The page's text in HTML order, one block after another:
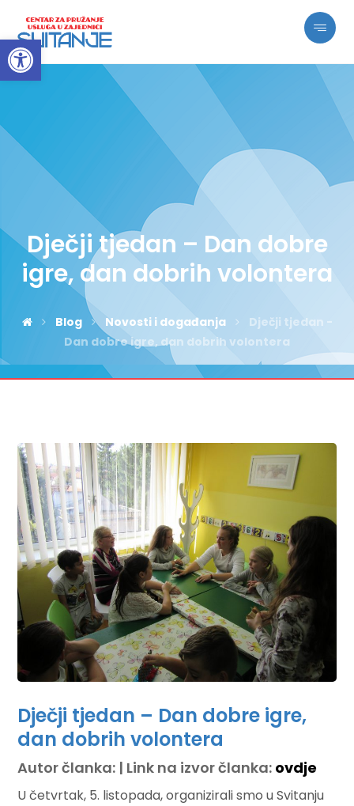
Open toolbar
Dječji tjedan – Dan dobre
igre, dan dobrih volontera
Blog Novosti i događanja
Dječji tjedan -
Dan dobre igre, dan dobrih volontera
Dječji tjedan – Dan dobre igre,
dan dobrih volontera
Autor članka: | Link na izvor članka: ovdje
U četvrtak, 5. listopada, organizirali smo u Svitanju